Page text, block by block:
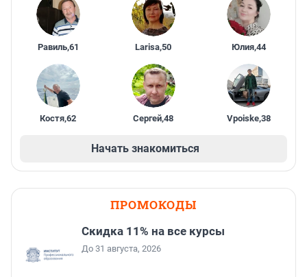
Равиль,61 Larisa,50 Юлия,44
Костя,62 Сергей,48 Vpoiske,38
Начать знакомиться
ПРОМОКОДЫ
Скидка 11% на все курсы
До 31 августа, 2026